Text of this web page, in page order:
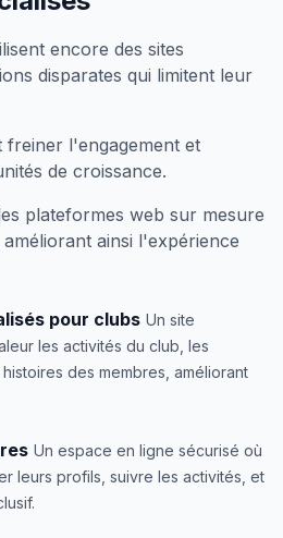
encore des sites
disparates qui limitent leur
freiner l'engagement et
de croissance.
plateformes web sur mesure
ainsi l'expérience
pour clubs Un site
les activités du club, les
des membres, améliorant
Un espace en ligne sécurisé où
leurs profils, suivre les activités, et